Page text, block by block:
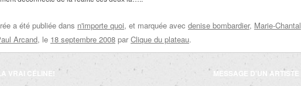
a été publiée dans n'importe quoi, et marquée avec denise bombardier, Marie-Chantal
Arcand, le 18 septembre 2008 par Clique du plateau.
VRAI CÉLINE! MESSAGE D'UN ARTISTE